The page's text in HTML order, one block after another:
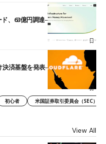
、63億円調達──ソニーやスタン
済基盤を発表──まずハンドル名
初心者 米国証券取引委員会（SEC）
View All